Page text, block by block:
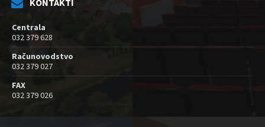
Centrala
032 379 628
Računovodstvo
032 379 027
FAX
032 379 026